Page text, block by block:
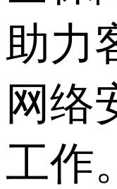
助力
网络
工作